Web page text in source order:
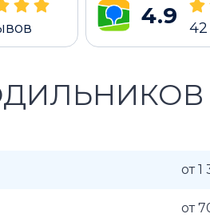
4.9 42
от 1
от